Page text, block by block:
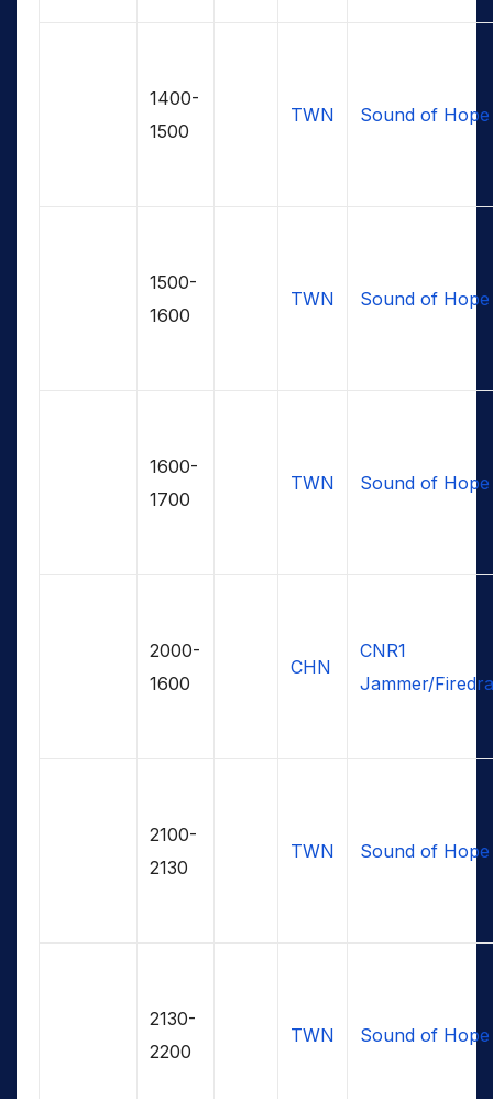
1400-
1500
TWN Sound of Hope
1500-
1600
TWN Sound of Hope
1600-
1700
TWN Sound of Hope
2000-
1600
CHN
CNR1
Jammer/
2100-
2130
TWN Sound of Hope
2130-
2200
TWN Sound of Hope